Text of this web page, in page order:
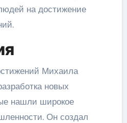
на достижение
Михаила
новых
нашли широкое
Он создал